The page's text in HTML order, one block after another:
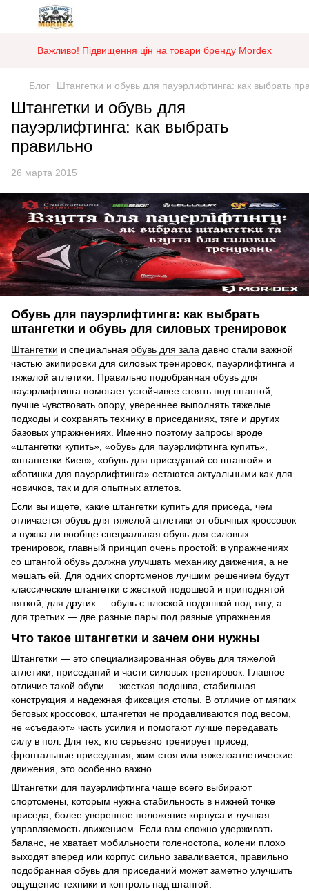
Важливо! Підвищення цін на товари бренду Mordex
Блог Штангетки и обувь для пауэрлифтинга: как выбрать
Штангетки и обувь для
пауэрлифтинга: как выбрать
правильно
26 марта 2015
Обувь для пауэрлифтинга: как выбрать
штангетки и обувь для силовых тренировок
Штангетки и специальная обувь для зала давно стали важной
частью экипировки для силовых тренировок, пауэрлифтинга и
тяжелой атлетики. Правильно подобранная обувь для
пауэрлифтинга помогает устойчивее стоять под штангой,
лучше чувствовать опору, увереннее выполнять тяжелые
подходы и сохранять технику в приседаниях, тяге и других
базовых упражнениях. Именно поэтому запросы вроде
«штангетки купить», «обувь для пауэрлифтинга купить»,
«штангетки Киев», «обувь для приседаний со штангой» и
«ботинки для пауэрлифтинга» остаются актуальными как для
новичков, так и для опытных атлетов.
Если вы ищете, какие штангетки купить для приседа, чем
отличается обувь для тяжелой атлетики от обычных кроссовок
и нужна ли вообще специальная обувь для силовых
тренировок, главный принцип очень простой: в упражнениях
со штангой обувь должна улучшать механику движения, а не
мешать ей. Для одних спортсменов лучшим решением будут
классические штангетки с жесткой подошвой и приподнятой
пяткой, для других — обувь с плоской подошвой под тягу, а
для третьих — две разные пары под разные упражнения.
Что такое штангетки и зачем они нужны
Штангетки — это специализированная обувь для тяжелой
атлетики, приседаний и части силовых тренировок. Главное
отличие такой обуви — жесткая подошва, стабильная
конструкция и надежная фиксация стопы. В отличие от мягких
беговых кроссовок, штангетки не продавливаются под весом,
не «съедают» часть усилия и помогают лучше передавать
силу в пол. Для тех, кто серьезно тренирует присед,
фронтальные приседания, жим стоя или тяжелоатлетические
движения, это особенно важно.
Штангетки для пауэрлифтинга чаще всего выбирают
спортсмены, которым нужна стабильность в нижней точке
приседа, более уверенное положение корпуса и лучшая
управляемость движением. Если вам сложно удерживать
баланс, не хватает мобильности голеностопа, колени плохо
выходят вперед или корпус сильно заваливается, правильно
подобранная обувь для приседаний может заметно улучшить
ощущение техники и контроль над штангой.